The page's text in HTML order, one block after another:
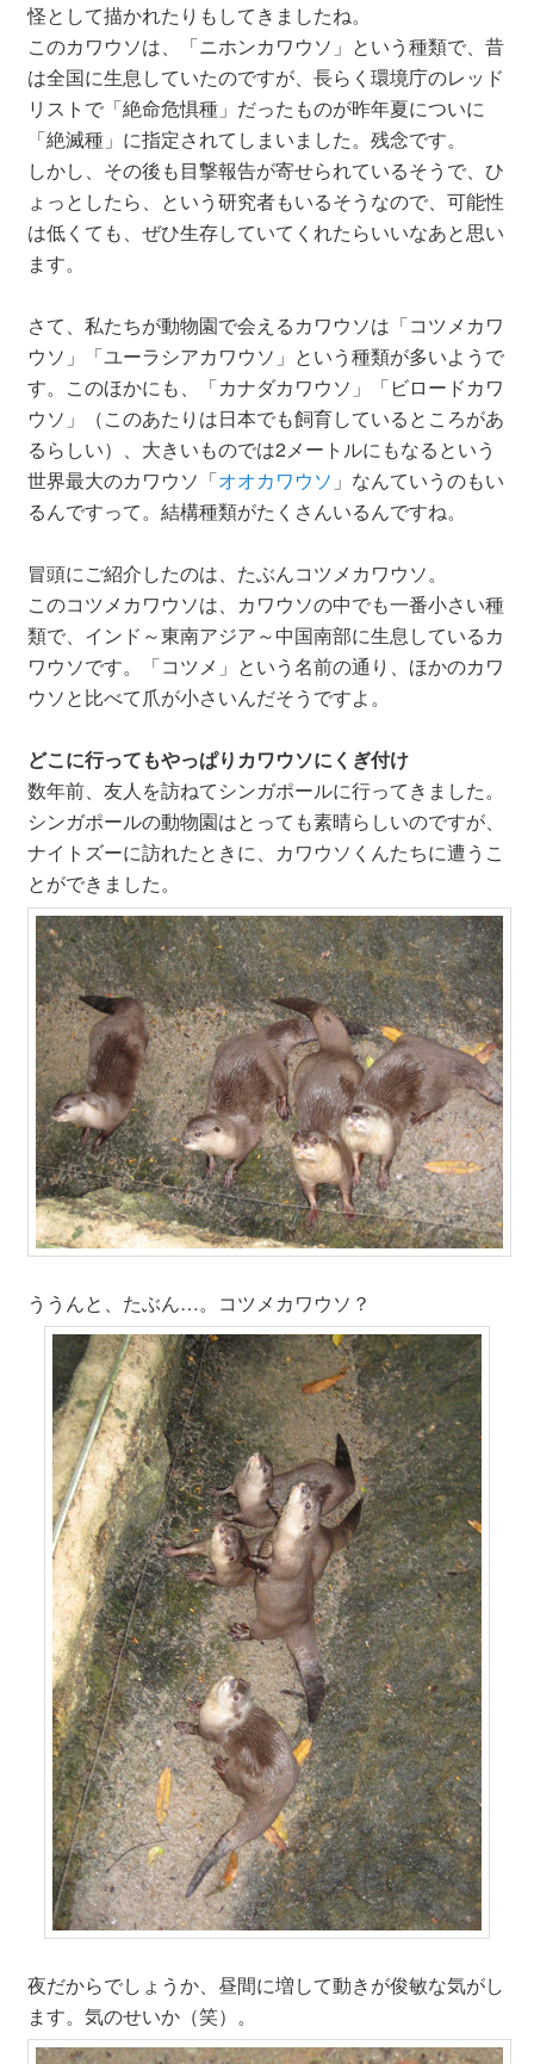
怪として描かれたりもしてきましたね。
このカワウソは、「ニホンカワウソ」という種類で、昔
は全国に生息していたのですが、長らく環境庁のレッド
リストで「絶命危惧種」だったものが昨年夏についに
「絶滅種」に指定されてしまいました。残念です。
しかし、その後も目撃報告が寄せられているそうで、ひ
ょっとしたら、という研究者もいるそうなので、可能性
は低くても、ぜひ生存していてくれたらいいなあと思い
ます。
さて、私たちが動物園で会えるカワウソは「コツメカワ
ウソ」「ユーラシアカワウソ」という種類が多いようで
す。このほかにも、「カナダカワウソ」「ビロードカワ
ウソ」（このあたりは日本でも飼育しているところがあ
るらしい）、大きいものでは2メートルにもなるという
世界最大のカワウソ「オオカワウソ 」なんていうのもい
るんですって。結構種類がたくさんいるんですね。
冒頭にご紹介したのは、たぶんコツメカワウソ。
このコツメカワウソは、カワウソの中でも一番小さい種
類で、インド～東南アジア～中国南部に生息しているカ
ワウソです。「コツメ」という名前の通り、ほかのカワ
ウソと比べて爪が小さいんだそうですよ。
どこに行ってもやっぱりカワウソにくぎ付け
数年前、友人を訪ねてシンガポールに行ってきました。
シンガポールの動物園はとっても素晴らしいのですが、
ナイトズーに訪れたときに、カワウソくんたちに遭うこ
とができました。
ううんと、たぶん…。コツメカワウソ？
夜だからでしょうか、昼間に増して動きが俊敏な気がし
ます。気のせいか（笑）。